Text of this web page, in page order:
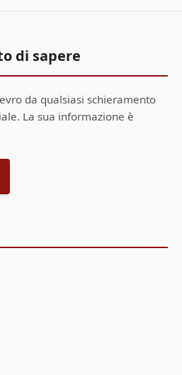
di sapere
da qualsiasi schieramento
La sua informazione è